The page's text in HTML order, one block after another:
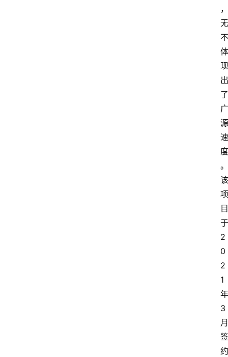
，
无
不
体
现
出
了
广
源
速
度
。
该
项
目
于
2
0
2
1
年
3
月
签
约